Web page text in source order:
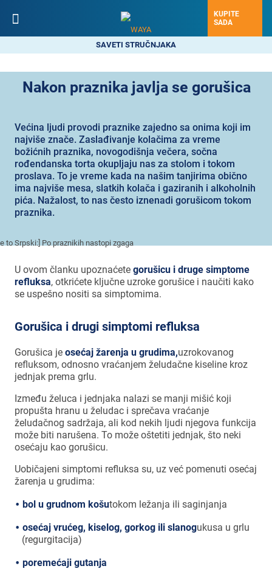
KUPITE
SADA
SAVETI STRUČNJAKA
Nakon praznika javlja se gorušica
Većina ljudi provodi praznike zajedno sa onima koji im
najviše znače. Zaslađivanje kolačima za vreme
božićnih praznika, novogodišnja večera, sočna
rođendanska torta okupljaju nas za stolom i tokom
proslava. To je vreme kada na našim tanjirima obično
ima najviše mesa, slatkih kolača i gaziranih i alkoholnih
pića. Nažalost, to nas često iznenadi gorušicom tokom
praznika.
U ovom članku upoznaćete gorušicu i druge simptome
refluksa, otkrićete ključne uzroke gorušice i naučiti kako
se uspešno nositi sa simptomima.
Gorušica i drugi simptomi refluksa
Gorušica je osećaj žarenja u grudima,uzrokovanog
refluksom, odnosno vraćanjem želudačne kiseline kroz
jednjak prema grlu.
Između želuca i jednjaka nalazi se manji mišić koji
propušta hranu u želudac i sprečava vraćanje
želudačnog sadržaja, ali kod nekih ljudi njegova funkcija
može biti narušena. To može oštetiti jednjak, što neki
osećaju kao gorušicu.
Uobičajeni simptomi refluksa su, uz već pomenuti osećaj
žarenja u grudima:
bol ugrudnom košutokom ležanja ili saginjanja
osećaj vrućeg, kiselog, gorkog ili slanogukusa u grlu
(regurgitacija)
poremećaji gutanja